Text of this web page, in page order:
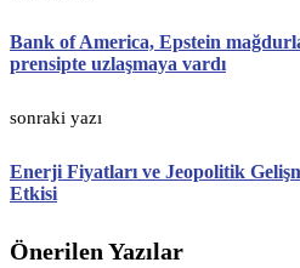
Bank of America, Epstein
prensipte uzlaşmaya vardı
sonraki yazı
Enerji Fiyatları ve Jeopolitik
Etkisi
Önerilen Yazılar